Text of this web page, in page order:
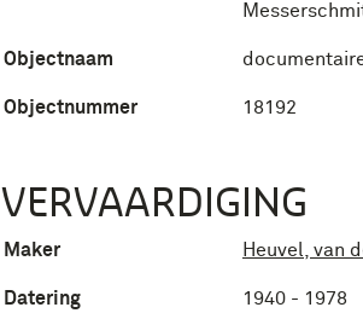
Objectnaam
Objectnummer 18192
VERVAARDIGING
Maker Heuvel, van
Datering 1940 - 1978